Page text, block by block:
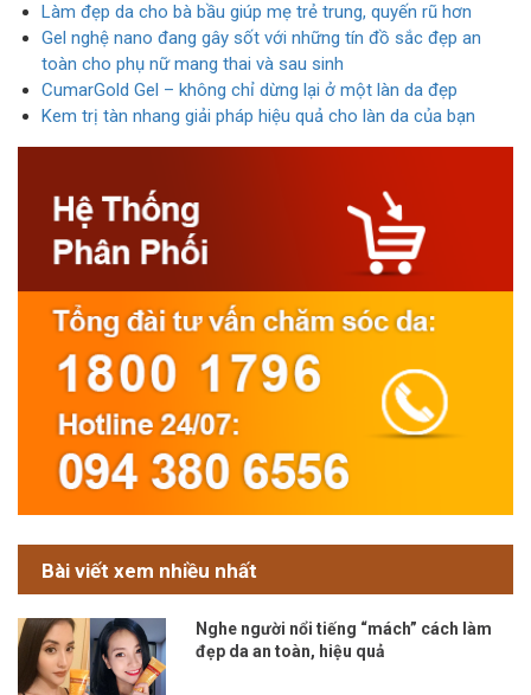
Làm đẹp da cho bà bầu giúp mẹ trẻ trung, quyến rũ hơn
Gel nghệ nano đang gây sốt với những tín đồ sắc đẹp an
toàn cho phụ nữ mang thai và sau sinh
CumarGold Gel – không chỉ dừng lại ở một làn da đẹp
Kem trị tàn nhang giải pháp hiệu quả cho làn da của bạn
Bài viết xem nhiều nhất
Nghe người nổi tiếng “mách” cách làm
đẹp da an toàn, hiệu quả